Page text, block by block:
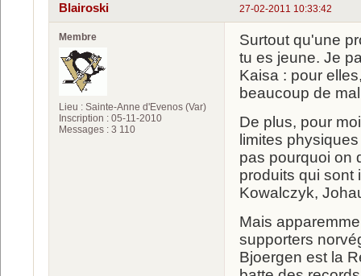
27-02-2011 10:33:42
Blairoski
Membre
Lieu : Sainte-Anne d'Evenos (Var)
Inscription : 05-11-2010
Messages : 3 110
Surtout qu'une
tu es jeune. Je
Kaisa : pour
beaucoup de
De plus, pour
limites
pas pourquoi on
produits qui sont
Kowalczyk,
Mais
supporters
Bjoergen est la